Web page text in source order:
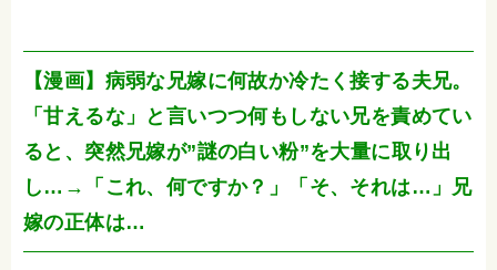
【漫画】病弱な兄嫁に何故か冷たく接する夫兄。
「甘えるな」と言いつつ何もしない兄を責めてい
ると、突然兄嫁が”謎の白い粉”を大量に取り出
し…→「これ、何ですか？」「そ、それは…」兄
嫁の正体は…